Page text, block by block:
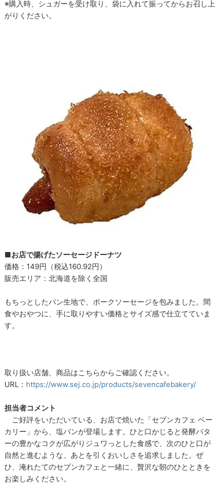
※購入時、シュガーを受け取り、袋に入れて振ってからお召し上
がりください。
■お店で揚げたソーセージドーナツ
価格：149円（税込160.92円）
販売エリア：北海道を除く全国
もちっとしたパン生地で、ポークソーセージを包みました。間
食やおやつに、手に取りやすい価格とサイズ感で仕立てていま
す。
取り扱い店舗、商品はこちらからご確認ください。
URL： https://www.sej.co.jp/products/sevencafebakery/
担当者コメント
ご好評をいただいている、お店で焼いた「セブンカフェ ベー
カリー」から、塩パンが登場します。ひと口かじると発酵バタ
ーの豊かなコクが広がりジュワっとした食感で、次のひと口が
自然と進むような、あとを引くおいしさを追求しました。ぜ
ひ、淹れたてのセブンカフェと一緒に、贅沢な朝のひとときを
お楽しみください。